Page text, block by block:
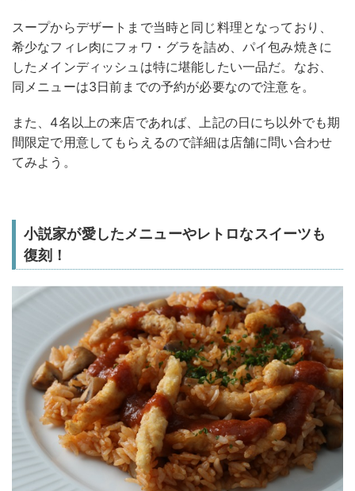
スープからデザートまで当時と同じ料理となっており、
希少なフィレ肉にフォワ・グラを詰め、パイ包み焼きに
したメインディッシュは特に堪能したい一品だ。なお、
同メニューは3日前までの予約が必要なので注意を。
また、4名以上の来店であれば、上記の日にち以外でも期
間限定で用意してもらえるので詳細は店舗に問い合わせ
てみよう。
小説家が愛したメニューやレトロなスイーツも
復刻！